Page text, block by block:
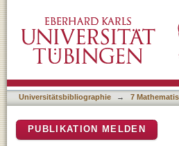
Universitätsbibliographie → 7
PUBLIKATION MELDEN